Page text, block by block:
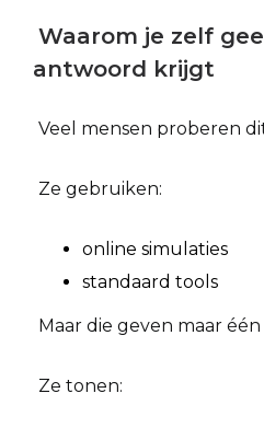
Waarom je zelf
antwoord krijgt
Veel mensen proberen
Ze gebruiken:
online simulaties
standaard tools
Maar die geven maar één
Ze tonen: